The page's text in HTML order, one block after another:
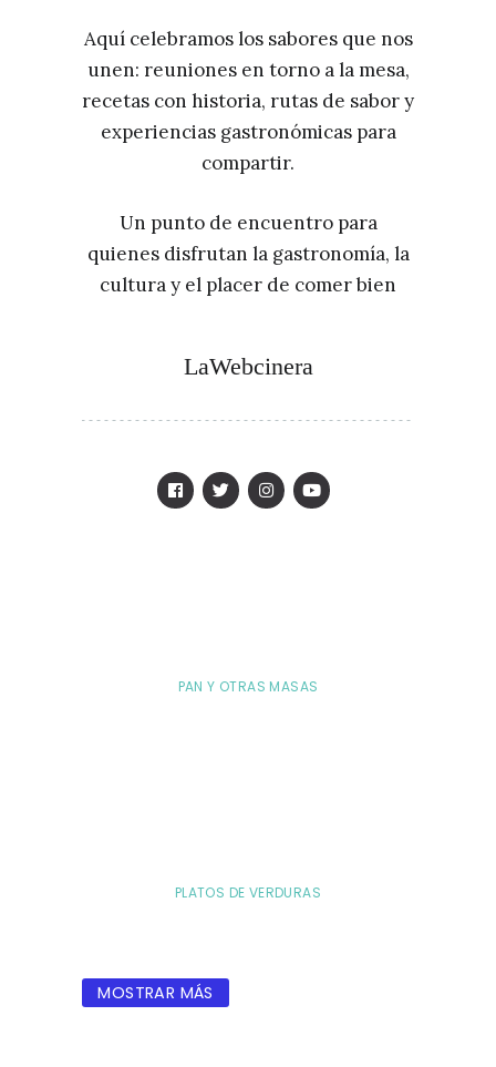
Aquí celebramos los sabores que nos
unen: reuniones en torno a la mesa,
recetas con historia, rutas de sabor y
experiencias gastronómicas para
compartir.
Un punto de encuentro para
quienes disfrutan la gastronomía, la
cultura y el placer de comer bien
LaWebcinera
PAN Y OTRAS MASAS
PLATOS DE VERDURAS
MOSTRAR MÁS